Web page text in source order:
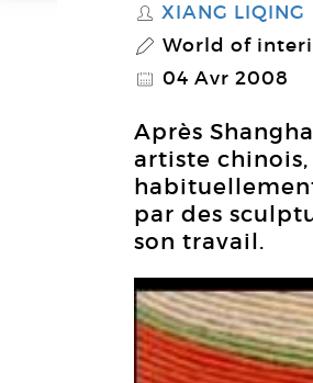
S XIANG LIQING
P World of
@ 04 Avr 2008
Après
artiste chinois,
par des
son travail.